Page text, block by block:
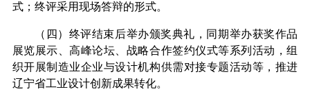
式； 终评采用现场答辩的形式。
（四）终评结束后举办颁奖典礼，同期举办获奖作品
展览展示、高峰论坛、战略合作签约仪式等系列活动，组
织开展制造业企业与设计机构供需对接专题活动等，推进
辽宁省工业设计创新成果转化。